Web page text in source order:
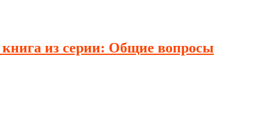
книга из серии: Общие вопросы